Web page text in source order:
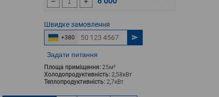
Швидкезамовлення
+380
Задати питання
Площа приміщення:25м²
Холодопродуктивність:2,58кВт
Теплопродуктивність:2,7кВт